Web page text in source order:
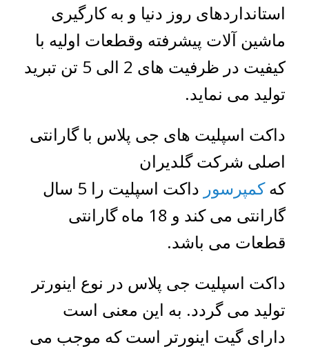
استانداردهای روز دنیا و به کارگیری
ماشین آلات پیشرفته وقطعات اولیه با
کیفیت در ظرفیت های 2 الی 5 تن تبرید
تولید می نماید.
داکت اسپلیت های جی پلاس با گارانتی
اصلی شرکت گلدیران
کهکمپرسور
داکت اسپلیت را 5 سال
گارانتی می کند و 18 ماه گارانتی
قطعات می باشد.
داکت اسپلیت جی پلاس در نوع اینورتر
تولید می گردد. به این معنی است
دارای گیت اینورتر است که موجب می